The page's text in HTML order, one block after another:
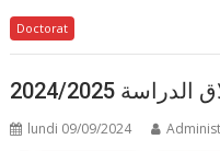
Doctorat
2024/2025
lundi 09/09/2024